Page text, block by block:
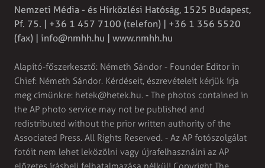
Nemzeti Média - és Hírközlési Hatóság, 1525 Budapest,
Pf. 75. | +36 1 457 7100 (telefon) | +36 1 356 5520
(fax) | info@nmhh.hu | www.nmhh.hu
Alapító-főszerkesztő: Németh Sándor - Founder Editor in
Chief: Németh Sándor. Kérdéseit, észrevételeit kérjük írja
meg címünkre: hetek@hetek.hu. - The photos contained in
the AP photo service may not be published and
redistributed without the prior written authority of the
Associated Press. All Rights Reserved. - Az AP fotószolgálat
fotóit nem lehet leközölni vagy újrafelhasználni az AP